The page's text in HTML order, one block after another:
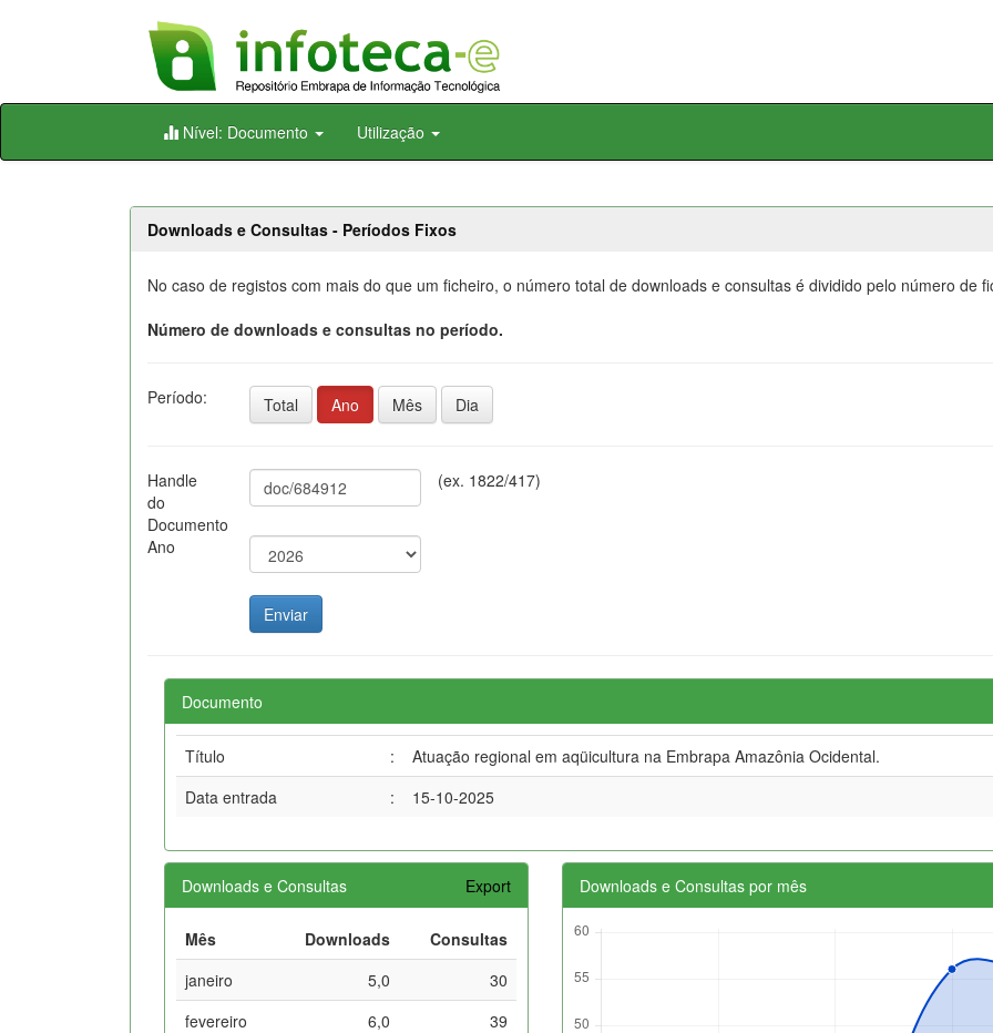
Skip
Nível: Documento Utilização
Downloads e Consultas - Períodos Fixos
No caso de registos com mais do que um ficheiro, o número total de downloads e consultas é dividido pelo número de
Número de downloads e consultas no período.
Período: Total Ano Mês Dia
Handle
do
Documento
(ex. 1822/417)
Ano
Documento
Título :
Atuação regional em aqüicultura na Embrapa Amazônia Ocidental.
Data entrada
: 15-10-2025
Downloads e Consultas Export
Mês Downloads
Consultas
janeiro
5,0
30
fevereiro
6,0
39
Downloads e Consultas por mês